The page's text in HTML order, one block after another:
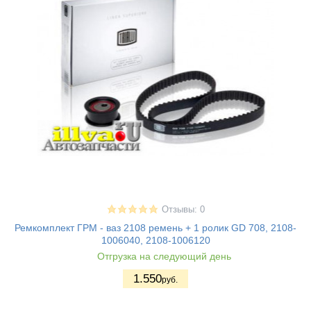
Отзывы: 0
Ремкомплект ГРМ - ваз 2108 ремень + 1 ролик GD 708, 2108-
1006040, 2108-1006120
Отгрузка на следующий день
1.550руб.